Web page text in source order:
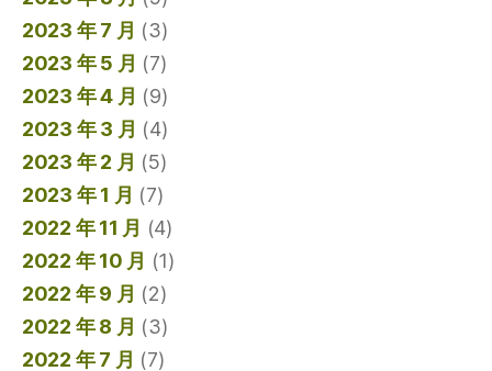
2023 年 7 月 (3)
2023 年 5 月 (7)
2023 年 4 月 (9)
2023 年 3 月 (4)
2023 年 2 月 (5)
2023 年 1 月 (7)
2022 年 11 月 (4)
2022 年 10 月 (1)
2022 年 9 月 (2)
2022 年 8 月 (3)
2022 年 7 月 (7)